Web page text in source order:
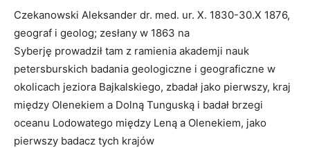
Czekanowski Aleksander dr. med. ur. X. 1830-30.X 1876,
geograf i geolog; zesłany w 1863 na
Syberję prowadził tam z ramienia akademji nauk
petersburskich badania geologiczne i geograficzne w
okolicach jeziora Bajkalskiego, zbadał jako pierwszy, kraj
między Olenekiem a Dolną Tunguską i badał brzegi
oceanu Lodowatego między Leną a Olenekiem, jako
pierwszy badacz tych krajów